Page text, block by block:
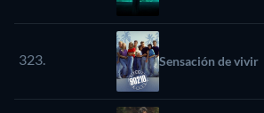
323. Sensación de vivir